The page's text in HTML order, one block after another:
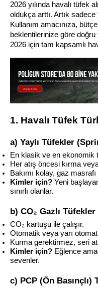
2026 yılında havalı tüfek
oldukça arttı. Artık
Kullanım amacınıza,
beklentilerinize göre
2026 için tam kapsamlı
1. Havalı Tüfek
a) Yaylı Tüfekler
En klasik ve en ekonomik
Her atış öncesi kırma
Bakımı kolay, gaz
Kimler için? Yeni
sınırlı olanlar.
b) CO₂ Gazlı Tüfekler
CO₂ kartuşu ile çalışır.
Otomatik veya yarı
Kurma gerektirmez, seri
Kimler için? Eğlence
sevenler.
c) PCP (Ön Basınçlı)